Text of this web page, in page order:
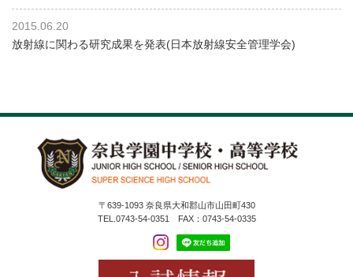
2015.06.20
放射線に関わる研究成果を発表(日本放射線安全管理学会)
〒639-1093 奈良県大和郡山市山田町430
TEL.0743-54-0351 FAX：0743-54-0335